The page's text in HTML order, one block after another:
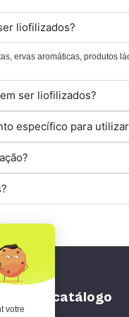
liofilizados?
ervas aromáticas, produtos
ser liofilizados?
específico para
O catálogo